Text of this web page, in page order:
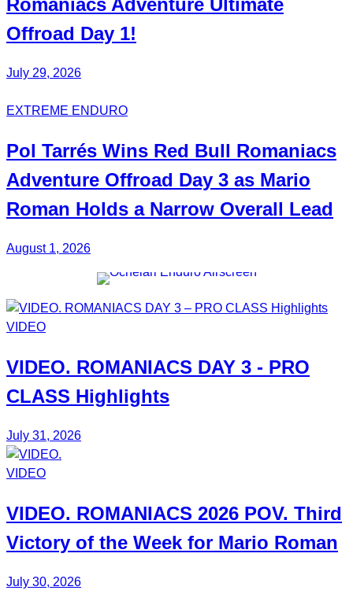
Romaniacs Adventure Ultimate
Offroad Day 1!
July 29, 2026
EXTREME ENDURO
Pol Tarrés Wins Red Bull Romaniacs
Adventure Offroad Day 3 as Mario
Roman Holds a Narrow Overall Lead
August 1, 2026
VIDEO
VIDEO. ROMANIACS DAY 3 - PRO
CLASS Highlights
July 31, 2026
VIDEO
VIDEO. ROMANIACS 2026 POV. Third
Victory of the Week for Mario Roman
July 30, 2026